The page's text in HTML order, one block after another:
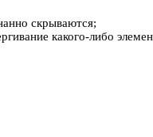
скрываются;
какого-либо